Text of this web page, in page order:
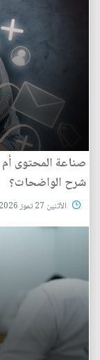
صناعة المحتوى
شرح الواضحات؟
الأثنين 27 تموز 2026